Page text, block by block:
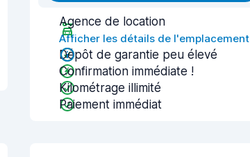
Agence de location
Afficher les détails de l'emplacement
Dépôt de garantie peu élevé
Confirmation immédiate !
Kilométrage illimité
Paiement immédiat